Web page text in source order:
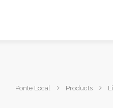
Ponte Local Products